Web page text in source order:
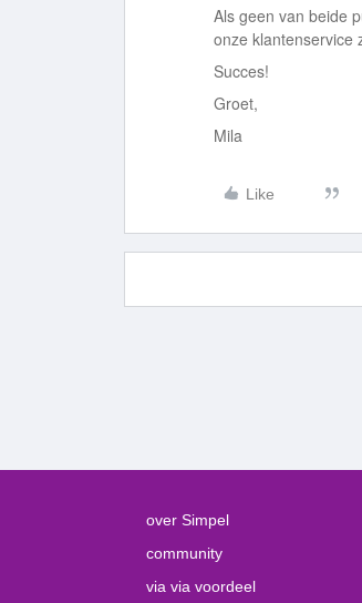
Als geen van beide
onze klantenservice
Succes!
Groet,
Mila
Like
over Simpel
community
via via voordeel